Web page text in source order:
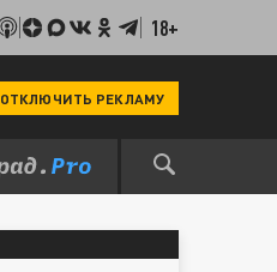
18+
ОТКЛЮЧИТЬ РЕКЛАМУ